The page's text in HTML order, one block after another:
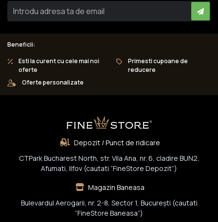
Beneficii:
Esti la curent cu cele mai noi
oferte
Primesti cupoane de
reducere
Oferte personalizate
Depozit / Punct de ridicare
CTPark Bucharest North, str. Vila Ana, nr. 6, cladire BUN2,
Afumati, Ilfov (cautati “FineStore Depozit”)
Magazin Baneasa
Bulevardul Aerogarii, nr. 2-8, Sector 1, Bucureşti (cautati
“FineStore Baneasa”)